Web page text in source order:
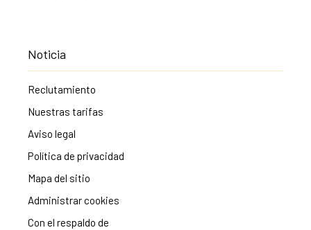
Noticia
Reclutamiento
Nuestras tarifas
Aviso legal
Política de privacidad
Mapa del sitio
Administrar cookies
Con el respaldo de